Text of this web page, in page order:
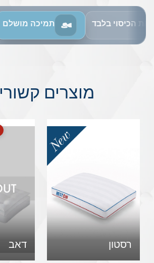
את הכיסוי בלבד תמיכה מושלם
מוצרים
רסטון דאב